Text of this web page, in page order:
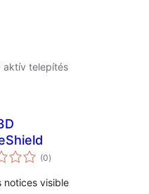
aktív telepítés
(0értékelés
összesen
)
notices visible